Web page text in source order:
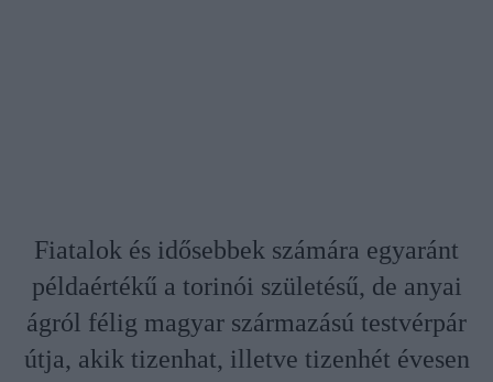
Fiatalok és idősebbek számára egyaránt
példaértékű a torinói születésű, de anyai
ágról félig magyar származású testvérpár
útja, akik tizenhat, illetve tizenhét évesen